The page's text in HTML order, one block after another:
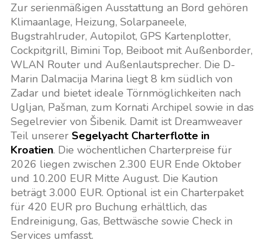
Zur serienmäßigen Ausstattung an Bord gehören
Klimaanlage, Heizung, Solarpaneele,
Bugstrahlruder, Autopilot, GPS Kartenplotter,
Cockpitgrill, Bimini Top, Beiboot mit Außenborder,
WLAN Router und Außenlautsprecher. Die D-
Marin Dalmacija Marina liegt 8 km südlich von
Zadar und bietet ideale Törnmöglichkeiten nach
Ugljan, Pašman, zum Kornati Archipel sowie in das
Segelrevier von Šibenik. Damit ist Dreamweaver
Teil unserer Segelyacht Charterflotte in
Kroatien. Die wöchentlichen Charterpreise für
2026 liegen zwischen 2.300 EUR Ende Oktober
und 10.200 EUR Mitte August. Die Kaution
beträgt 3.000 EUR. Optional ist ein Charterpaket
für 420 EUR pro Buchung erhältlich, das
Endreinigung, Gas, Bettwäsche sowie Check in
Services umfasst.